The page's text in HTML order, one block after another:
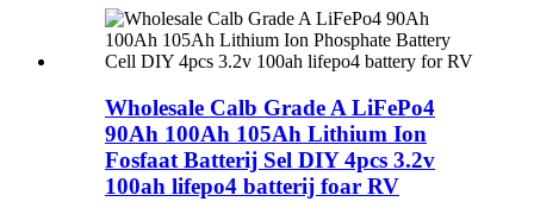
Wholesale Calb Grade A LiFePo4
90Ah 100Ah 105Ah Lithium Ion
Fosfaat Batterij Sel DIY 4pcs 3.2v
100ah lifepo4 batterij foar RV